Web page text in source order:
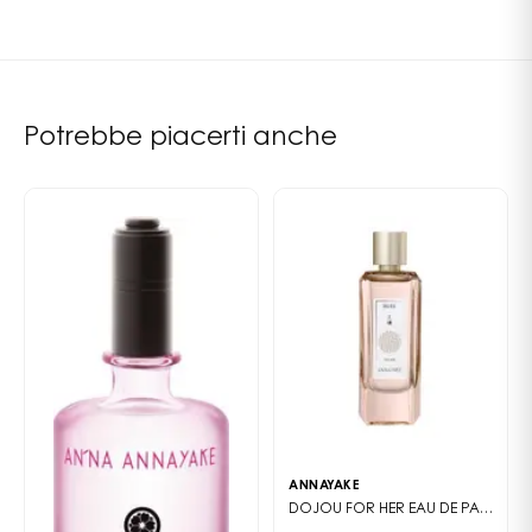
Potrebbe piacerti anche
ANNAYAKE
DOJOU FOR HER EAU DE PARFUM FÉMININE DE LA COLLECTION GODAÏ, HOMMAGE À LA TERRE — FLORAL POUDRÉ ET BOISÉ.